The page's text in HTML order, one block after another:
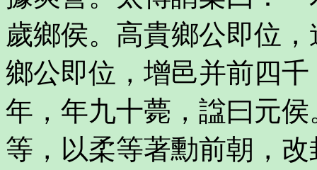
歲鄉侯。高貴鄉公即位
鄉公即位，增邑并前四
年，年九十薨，諡曰元
等，以柔等著勳前朝，